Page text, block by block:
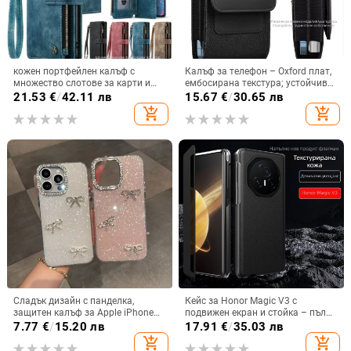
кожен портфейлен калъф с
множество слотове за карти и
цип за iPhone 11–17 Pro Max, XR,
21.53 €/42.11 лв
add_shopping_cart
Калъф за телефон – Oxford плат,
ембосирана текстура; устойчив
на износ и изпадане, против
отпечатъци; съвместим с iPhone
12, iPhone 13, iPhone 14 и други
15.67 €/30.65 лв
add_shopping_cart
Сладък дизайн с панделка,
защитен калъф за Apple iPhone
11–15 Pro Max, пълен обхват
7.77 €/15.20 лв
add_shopping_cart
Кейс за Honor Magic V3 с
подвижен екран и стойка – пълна
защита, удароустойчив, против
имитационна кожа, прецизна
17.91 €/35.03 лв
add_shopping_cart